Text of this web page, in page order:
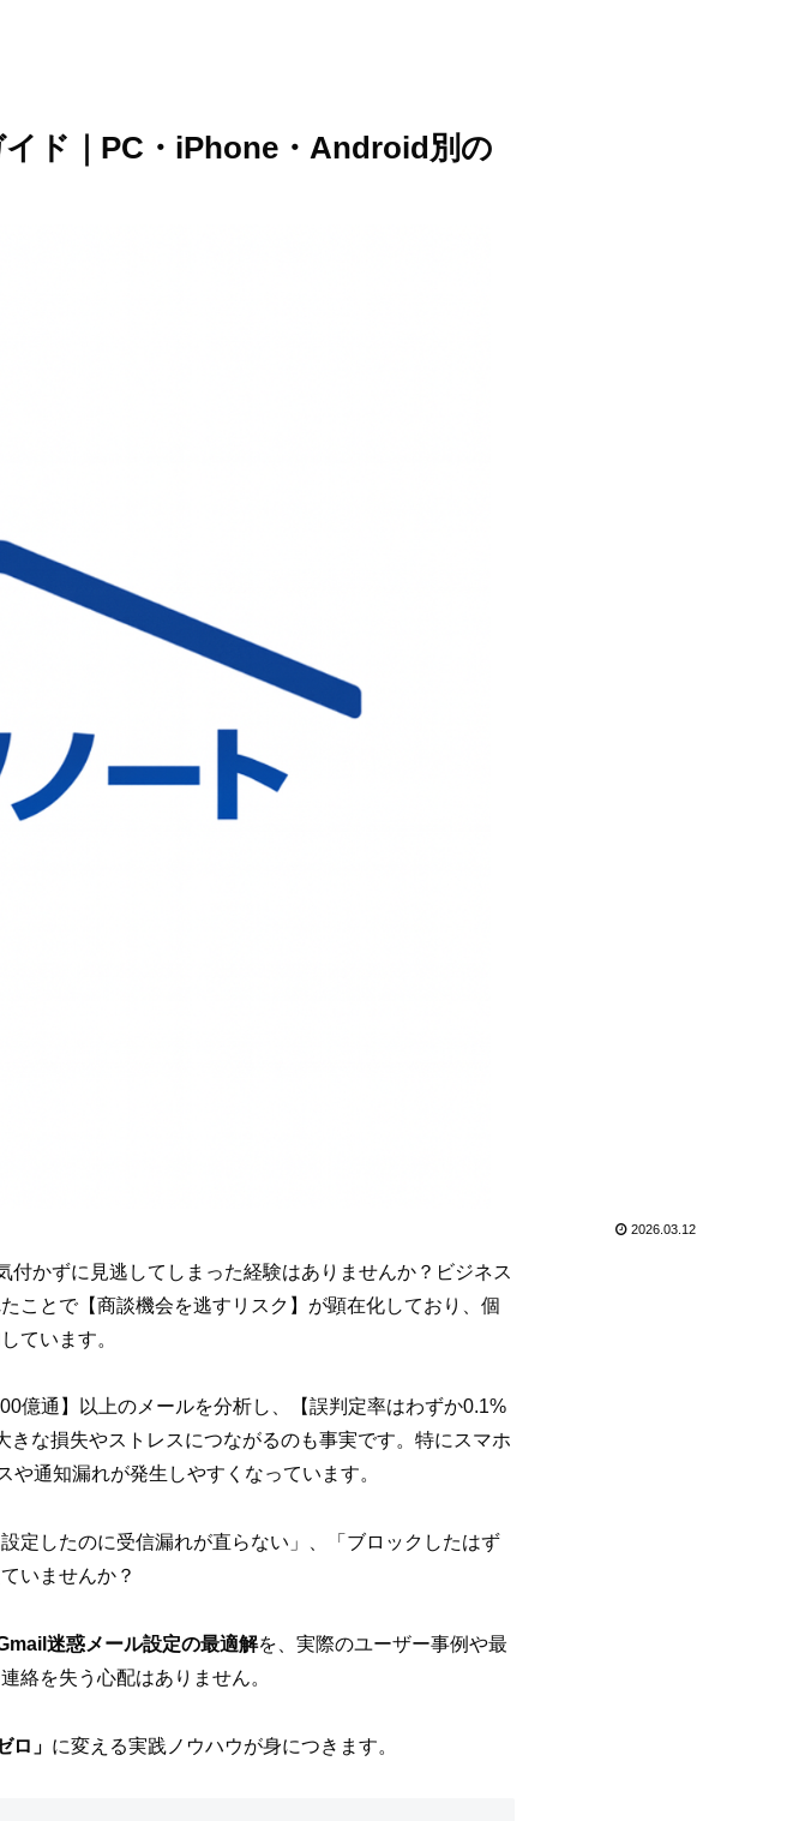
ド｜PC・iPhone・Android別の
2026.03.12
かずに見逃してしまった経験はありませんか？ビジネス
ことで【商談機会を逃すリスク】が顕在化しており、個
ています。
億通】以上のメールを分析し、【誤判定率はわずか0.1%
な損失やストレスにつながるのも事実です。特にスマホ
通知漏れが発生しやすくなっています。
設定したのに受信漏れが直らない」、「ブロックしたはず
いませんか？
迷惑メール設定の最適解を、実際のユーザー事例や最
絡を失う心配はありません。
ロ」 に変える実践ノウハウが身につきます。